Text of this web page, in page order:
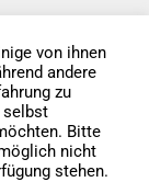
von ihnen
andere
zu
selbst
Bitte
nicht
stehen.